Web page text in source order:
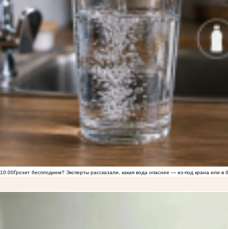
10:00Грозит бесплодием? Эксперты рассказали, какая вода опаснее — из-под крана или в